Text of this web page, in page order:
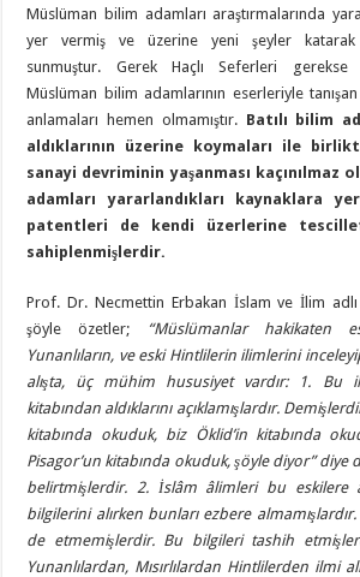
Müslüman bilim adamları araştırmalarında
yer vermiş ve üzerine yeni şeyler katarak
sunmuştur. Gerek Haçlı Seferleri gerekse
Müslüman bilim adamlarının eserleriyle
anlamaları hemen olmamıştır. Batılı bilim
aldıklarının üzerine koymaları ile
sanayi devriminin yaşanması kaçınılmaz
adamları yararlandıkları kaynaklara
patentleri de kendi üzerlerine
sahiplenmişlerdir.
Prof. Dr. Necmettin Erbakan İslam ve İlim
şöyle özetler; “Müslümanlar hakikaten
Yunanlıların, ve eski Hintlilerin ilimlerini
alışta, üç mühim hususiyet vardır: 1. Bu
kitabından aldıklarını açıklamışlardır.
kitabında okuduk, biz Öklid’in kitabında
Pisagor’un kitabında okuduk, şöyle diyor” diye
belirtmişlerdir. 2. İslâm âlimleri bu eskilere
bilgilerini alırken bunları ezbere
de etmemişlerdir. Bu bilgileri tashih
Yunanlılardan, Mısırlılardan Hintlilerden ilmi